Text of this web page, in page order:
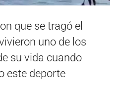
que se tragó el
uno de los
su vida cuando
este deporte